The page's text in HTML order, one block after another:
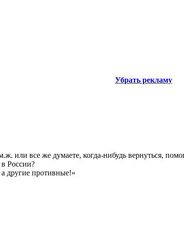
Убрать рекламу
или все же думаете, когда-нибудь вернуться,
в России?
другие противные!»